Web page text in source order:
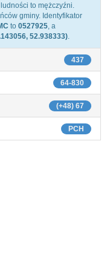
ludności to mężczyźni.
gminy. Identyfikator
to 0527925, a
52.938333).
437
64-830
(+48) 67
PCH